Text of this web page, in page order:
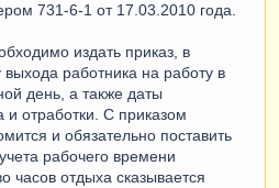
731-6-1 от 17.03.2010 года.
издать приказ, в
выхода работника на работу в
день, а также даты
и отработки. С приказом
и обязательно поставить
рабочего времени
часов отдыха сказывается